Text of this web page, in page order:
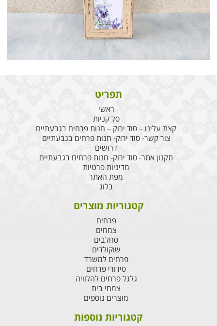
תפריט
ראשי
סל קניות
קצת עלינו – סוד ירוק – חנות פרחים בגבעתיים
צור קשר- סוד ירוק- חנות פרחים בגבעתיים
דרושים
תקנון אתר- סוד ירוק- חנות פרחים בגבעתיים
מדיניות פרטיות
מפת האתר
בלוג
קטגוריות מוצרים
פרחים
צמחים
סחלבים
שוקולדים
פרחים למשרד
סידורי פרחים
גלגל פרחים להלוויה
צמחי בית
מוצרים נוספים
קטגוריות נוספות